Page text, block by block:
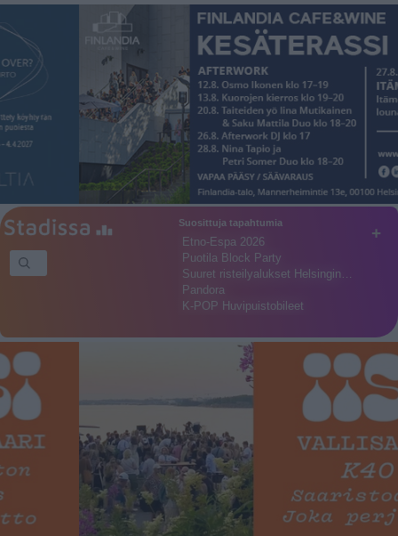
+
Suosittuja tapahtumia
Etno-Espa 2026
Puotila Block Party
Suuret risteilyalukset Helsingin…
Pandora
K-POP Huvipuistobileet